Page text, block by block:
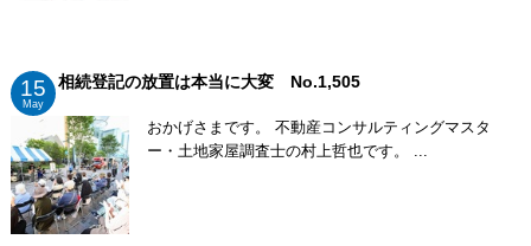
15
May
相続登記の放置は本当に大変 No.1,505
おかげさまです。 不動産コンサルティングマスタ
ー・土地家屋調査士の村上哲也です。 ...